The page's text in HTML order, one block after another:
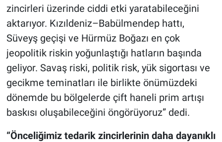
zincirleri üzerinde ciddi etki yaratabileceğini
aktarıyor. Kızıldeniz–Babülmendep hattı,
Süveyş geçişi ve Hürmüz Boğazı en çok
jeopolitik riskin yoğunlaştığı hatların başında
geliyor. Savaş riski, politik risk, yük sigortası ve
gecikme teminatları ile birlikte önümüzdeki
dönemde bu bölgelerde çift haneli prim artışı
baskısı oluşabileceğini öngörüyoruz” dedi.
“Önceliğimiz tedarik zincirlerinin daha dayanıklı